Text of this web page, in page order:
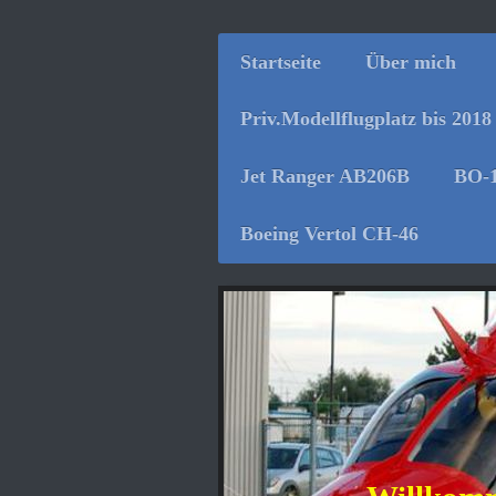
Startseite Über mich
Priv.Modellflugplatz bis 2018
Jet Ranger AB206B BO-
Boeing Vertol CH-46